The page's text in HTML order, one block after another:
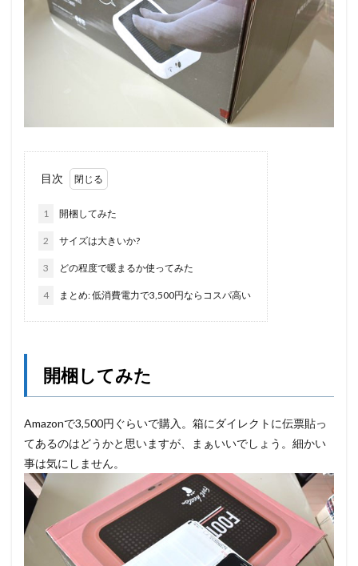
目次
1 開梱してみた
2 サイズは大きいか?
3 どの程度で暖まるか使ってみた
4 まとめ: 低消費電力で3,500円ならコスパ高い
開梱してみた
Amazonで3,500円ぐらいで購入。箱にダイレクトに伝票貼っ
てあるのはどうかと思いますが、まぁいいでしょう。細かい
事は気にしません。